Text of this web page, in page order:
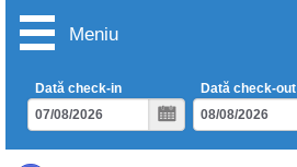
Meniu
Dată check-in
Dată check-out